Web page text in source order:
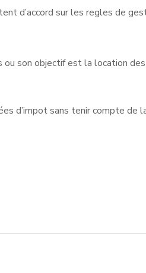
d’accord sur les regles de
son objectif est la location
d’impot sans tenir compte de